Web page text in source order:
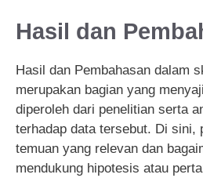
Hasil dan
Hasil dan Pembahasan dalam
merupakan bagian yang
diperoleh dari penelitian serta
terhadap data tersebut. Di sini,
temuan yang relevan dan
mendukung hipotesis atau